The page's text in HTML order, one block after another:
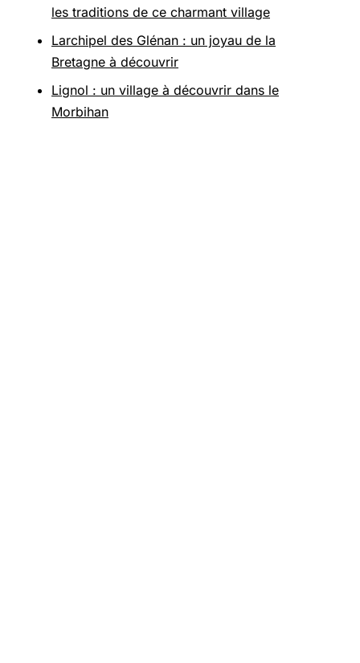
les traditions de ce charmant village
Larchipel des Glénan : un joyau de la
Bretagne à découvrir
Lignol : un village à découvrir dans le
Morbihan